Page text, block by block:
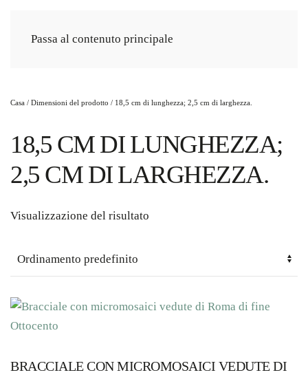
Passa al contenuto principale
Casa / Dimensioni del prodotto / 18,5 cm di lunghezza; 2,5 cm di larghezza.
18,5 CM DI LUNGHEZZA;
2,5 CM DI LARGHEZZA.
Visualizzazione del risultato
BRACCIALE CON MICROMOSAICI VEDUTE DI